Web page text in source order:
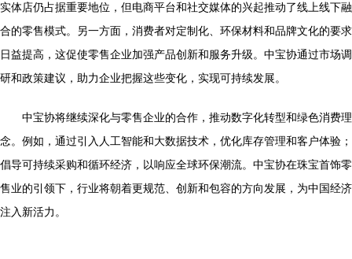
实体店仍占据重要地位，但电商平台和社交媒体的兴起推动了线上线下融
合的零售模式。另一方面，消费者对定制化、环保材料和品牌文化的要求
日益提高，这促使零售企业加强产品创新和服务升级。中宝协通过市场调
研和政策建议，助力企业把握这些变化，实现可持续发展。
中宝协将继续深化与零售企业的合作，推动数字化转型和绿色消费理
念。例如，通过引入人工智能和大数据技术，优化库存管理和客户体验；
倡导可持续采购和循环经济，以响应全球环保潮流。中宝协在珠宝首饰零
售业的引领下，行业将朝着更规范、创新和包容的方向发展，为中国经济
注入新活力。